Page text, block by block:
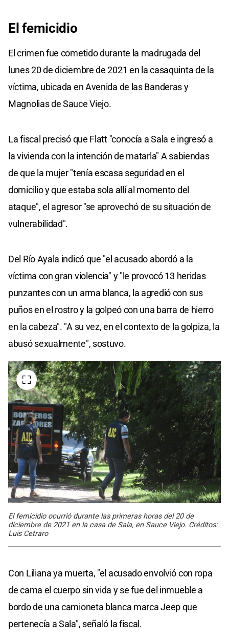
El femicidio
El crimen fue cometido durante la madrugada del
lunes 20 de diciembre de 2021 en la casaquinta de la
víctima, ubicada en Avenida de las Banderas y
Magnolias de Sauce Viejo.
La fiscal precisó que Flatt "conocía a Sala e ingresó a
la vivienda con la intención de matarla" A sabiendas
de que la mujer "tenía escasa seguridad en el
domicilio y que estaba sola allí al momento del
ataque", el agresor "se aprovechó de su situación de
vulnerabilidad".
Del Río Ayala indicó que "el acusado abordó a la
víctima con gran violencia" y "le provocó 13 heridas
punzantes con un arma blanca, la agredió con sus
puños en el rostro y la golpeó con una barra de hierro
en la cabeza". "A su vez, en el contexto de la golpiza, la
abusó sexualmente", sostuvo.
El femicidio ocurrió durante las primeras horas del 20 de
diciembre de 2021 en la casa de Sala, en Sauce Viejo. Créditos:
Luis Cetraro
Con Liliana ya muerta, "el acusado envolvió con ropa
de cama el cuerpo sin vida y se fue del inmueble a
bordo de una camioneta blanca marca Jeep que
pertenecía a Sala", señaló la fiscal.